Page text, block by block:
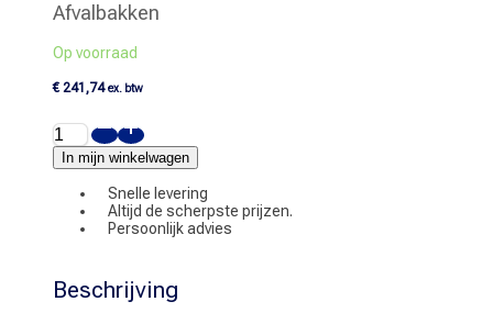
Afvalbakken
Op voorraad
€241,74 ex. btw
Afvalbak
20
liter
RVS
aantal
In mijn winkelwagen
Snelle levering
Altijd de scherpste prijzen.
Persoonlijk advies
Beschrijving